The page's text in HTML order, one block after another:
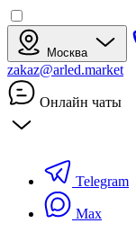
Москва
zakaz@arled.market
Онлайн чаты
Telegram
Max